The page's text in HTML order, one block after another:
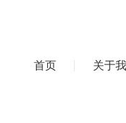
首页 关于